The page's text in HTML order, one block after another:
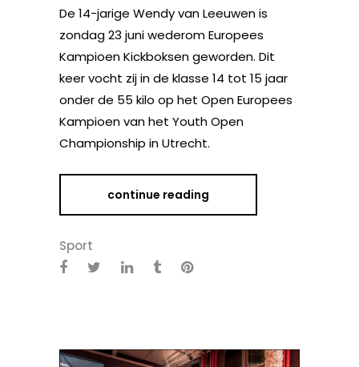
De 14-jarige Wendy van Leeuwen is
zondag 23 juni wederom Europees
Kampioen Kickboksen geworden. Dit
keer vocht zij in de klasse 14 tot 15 jaar
onder de 55 kilo op het Open Europees
Kampioen van het Youth Open
Championship in Utrecht.
continue reading
Sport